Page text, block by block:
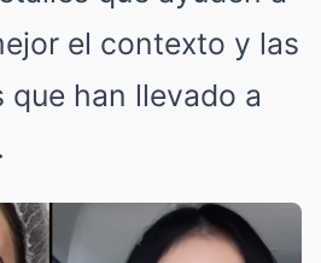
el contexto y las
han llevado a